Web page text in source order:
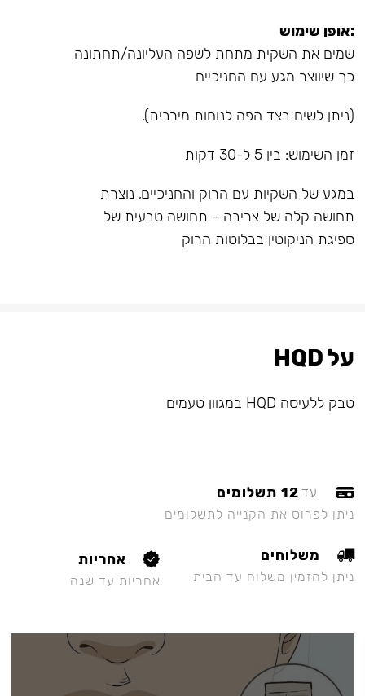
:אופן שימוש
שמים את השקית מתחת לשפה העליונה/תחתונה
כך שיווצר מגע עם החניכיים
(ניתן לשים בצד הפה לנוחות מירבית).
זמן השימוש: בין 5 ל-30 דקות
במגע של השקיות עם הרוק והחניכיים, נוצרת
תחושה קלה של צריבה – תחושה טבעית של
ספיגת הניקוטין בבלוטות הרוק
על HQD
טבק ללעיסה HQD במגוון טעמים
עד 12 תשלומים
ניתן לפרוס את הקנייה לתשלומים
משלוחים
ניתן להזמין משלוח עד הבית
אחריות
אחריות עד שנה